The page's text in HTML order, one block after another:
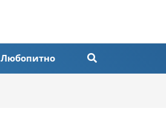
Любопитно